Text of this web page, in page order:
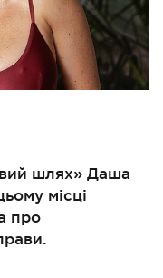
шлях» Даша
місці
про